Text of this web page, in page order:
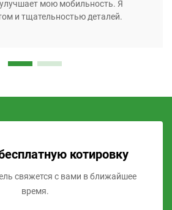
мою мобильность. Я
и тщательностью деталей.
котировку
свяжется с вами в ближайшее
время.